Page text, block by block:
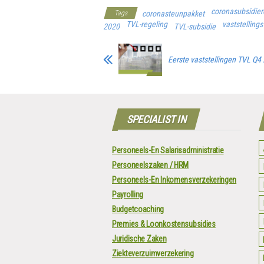
Tags coronasteunpakket
2020
TVL-regeling TVL-subsidie
Eerste vaststellingen TVL
SPECIALIST IN
Personeels-En Salarisadministratie
Personeelszaken / HRM
Personeels-En Inkomensverzekeringen
Payrolling
Budgetcoaching
Premies & Loonkostensubsidies
Juridische Zaken
Ziekteverzuimverzekering